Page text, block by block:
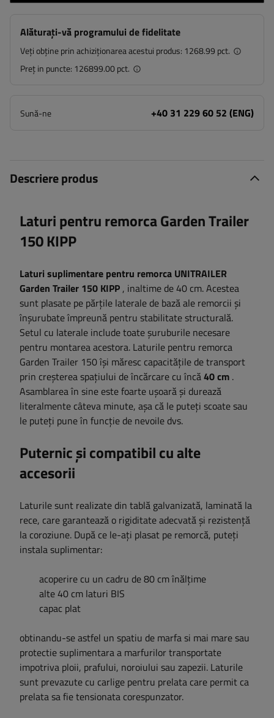
Alăturați-vă programului de fidelitate
Veți obține prin achiziționarea acestui produs: 1268.99 pct.
Preț in puncte: 126899.00 pct.
Sună-ne +40 31 229 60 52 (ENG)
Descriere produs
Laturi pentru remorca Garden Trailer
150 KIPP
Laturi suplimentare pentru remorca UNITRAILER
Garden Trailer 150 KIPP , inaltime de 40 cm. Acestea
sunt plasate pe părțile laterale de bază ale remorcii și
înșurubate împreună pentru stabilitate structurală.
Setul cu laterale include toate șuruburile necesare
pentru montarea acestora. Laturile pentru remorca
Garden Trailer 150 își măresc capacitățile de transport
prin creșterea spațiului de încărcare cu încă40 cm .
Asamblarea în sine este foarte ușoară și durează
literalmente câteva minute, așa că le puteți scoate sau
le puteți pune în funcție de nevoile dvs.
Puternic și compatibil cu alte
accesorii
Laturile sunt realizate din tablă galvanizată, laminată la
rece, care garantează o rigiditate adecvată și rezistență
la coroziune. După ce le-ați plasat pe remorcă, puteți
instala suplimentar:
acoperire cu un cadru de 80 cm înălțime
alte 40 cm laturi BIS
capac plat
obtinandu-se astfel un spatiu de marfa si mai mare sau
protectie suplimentara a marfurilor transportate
impotriva ploii, prafului, noroiului sau zapezii. Laturile
sunt prevazute cu carlige pentru prelata care permit ca
prelata sa fie tensionata corespunzator.